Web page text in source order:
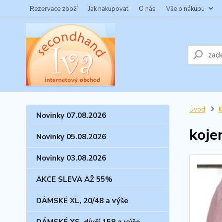
Rezervace zboží Jak nakupovat O nás Vše o nákupu
Novinky 07.08.2026
Novinky 05.08.2026
Novinky 03.08.2026
AKCE SLEVA AŽ 55%
DÁMSKÉ XL, 20/48 a výše
Úvod